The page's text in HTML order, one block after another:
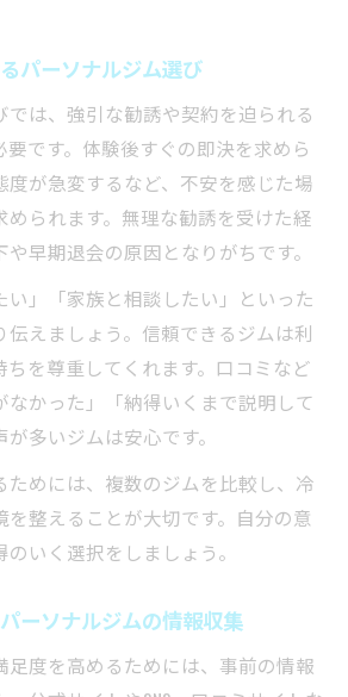
パーソナルジム選び
では、強引な勧誘や契約を迫られる
です。体験後すぐの即決を求めら
度が急変するなど、不安を感じた場
められます。無理な勧誘を受けた経
早期退会の原因となりがちです。
い」「家族と相談したい」といった
伝えましょう。信頼できるジムは利
ちを尊重してくれます。口コミなど
なかった」「納得いくまで説明して
多いジムは安心です。
ためには、複数のジムを比較し、冷
を整えることが大切です。自分の意
いく選択をしましょう。
ーソナルジムの情報収集
足度を高めるためには、事前の情報